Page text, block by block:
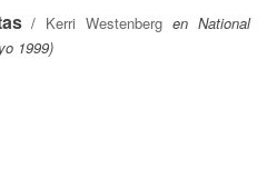
/ Kerri Westenberg en National
1999)